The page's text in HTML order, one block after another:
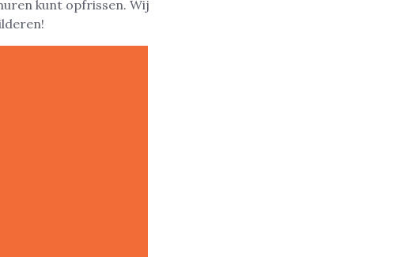
kunt opfrissen. Wij